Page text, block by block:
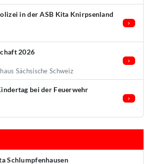
in der ASB Kita Knirpsenland
2026
Sächsische Schweiz
bei der Feuerwehr
Schlumpfenhausen